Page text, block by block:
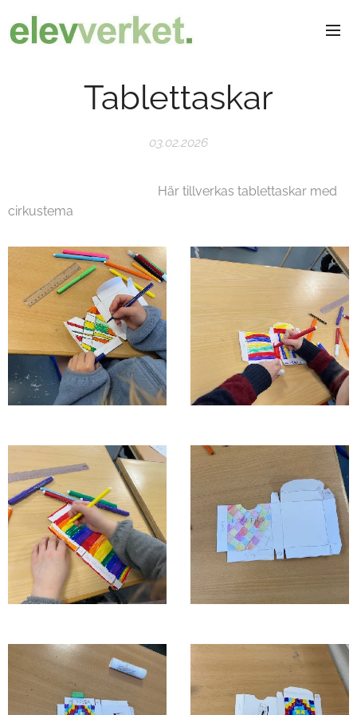
Tablettaskar
03.02.2026
Här tillverkas tablettaskar med
cirkustema